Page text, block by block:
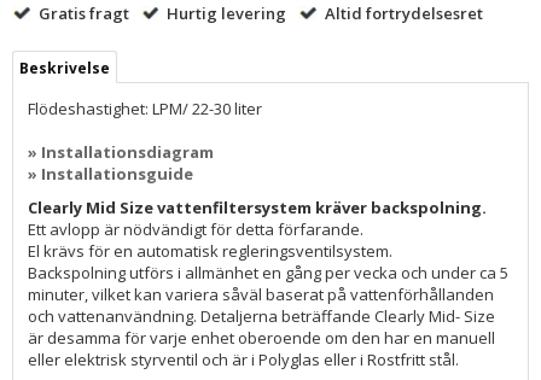
Gratis fragt Hurtig levering Altid fortrydelsesret
Beskrivelse
Flödeshastighet: LPM/ 22-30 liter
» Installationsdiagram
» Installationsguide
Clearly Mid Size vattenfiltersystem kräver backspolning.
Ett avlopp är nödvändigt för detta förfarande.
El krävs för en automatisk regleringsventilsystem.
Backspolning utförs i allmänhet en gång per vecka och under ca 5
minuter, vilket kan variera såväl baserat på vattenförhållanden
och vattenanvändning. Detaljerna beträffande Clearly Mid- Size
är desamma för varje enhet oberoende om den har en manuell
eller elektrisk styrventil och är i Polyglas eller i Rostfritt stål.